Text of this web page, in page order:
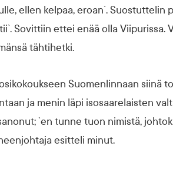
ellen kelpaa, eroan`. Suostuttelin
Sovittiin ettei enää olla Viipurissa.
tähtihetki.
Suomenlinnaan siinä
ja menin läpi isosaarelaisten
`en tunne tuon nimistä,
esitteli minut.